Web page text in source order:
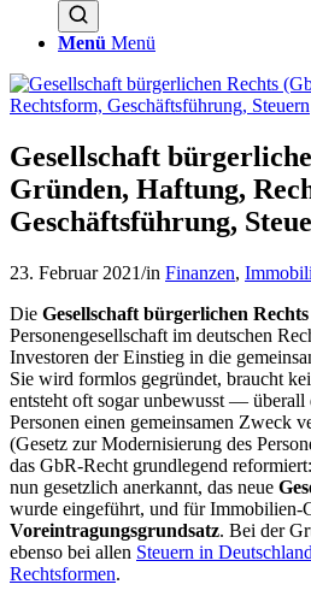
Menü Menü
Gesellschaft
Gründen, Haftung,
Geschäftsführung,
23. Februar 2021/in Finanzen,
Die Gesellschaft bürgerlichen
Personengesellschaft im deutschen
Investoren der Einstieg in die
Sie wird formlos gegründet, braucht
entsteht oft sogar unbewusst —
Personen einen gemeinsamen Zweck
(Gesetz zur Modernisierung des
das GbR-Recht grundlegend
nun gesetzlich anerkannt, das neue
wurde eingeführt, und für Immobilien-
Voreintragungsgrundsatz. Bei der
ebenso bei allen Steuern in Deutschland
Rechtsformen.